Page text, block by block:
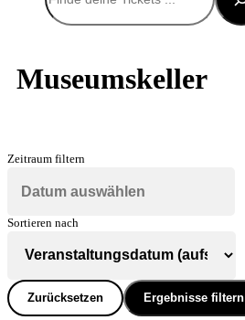
Museumskeller
Zeitraum filtern
Sortieren nach
Zurücksetzen Ergebnisse filtern